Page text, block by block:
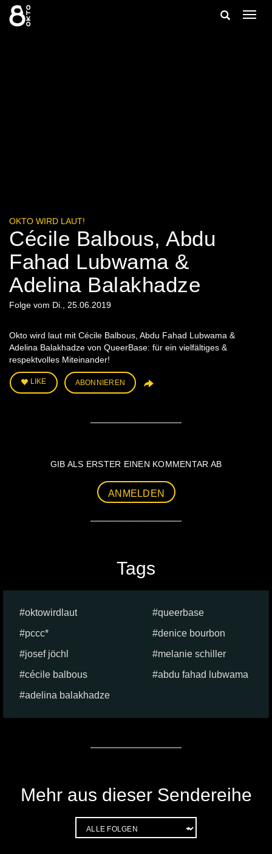
Zum
Inhalt
springen
Suche
OKTO WIRD LAUT!
Cécile Balbous, Abdu
Fahad Lubwama &
Adelina Balakhadze
Folge vom Di., 25.06.2019
Okto wird laut mit Cécile Balbous, Abdu Fahad Lubwama &
Adelina Balakhadze von QueerBase: für ein vielfältiges &
respektvolles Miteinander!
LIKE ABONNIEREN
GIB ALS ERSTER EINEN KOMMENTAR AB
ANMELDEN
Tags
oktowirdlaut
queerbase
pccc*
denice bourbon
josef jöchl
melanie schiller
cécile balbous
abdu fahad lubwama
adelina balakhadze
Mehr aus dieser Sendereihe